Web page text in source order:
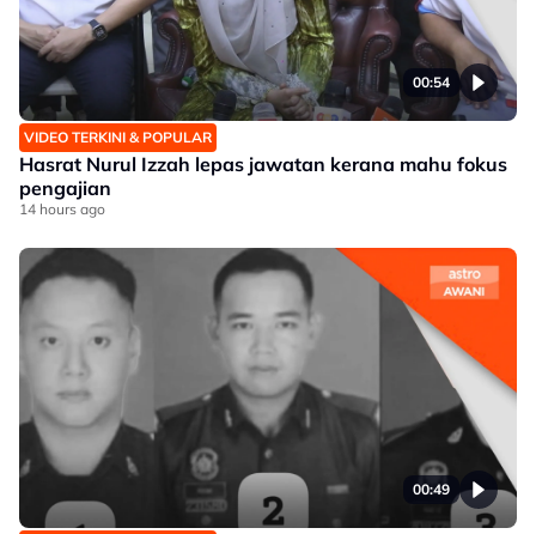
00:54
VIDEO TERKINI & POPULAR
Hasrat Nurul Izzah lepas jawatan kerana mahu fokus
pengajian
14 hours ago
00:49